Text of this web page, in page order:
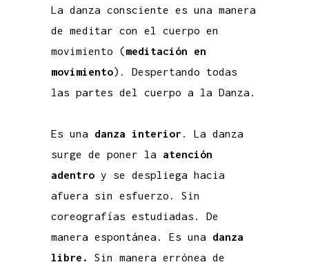
La danza consciente es una manera
de meditar con el cuerpo en
movimiento (meditación en
movimiento). Despertando todas
las partes del cuerpo a la Danza.
Es una danza interior. La danza
surge de poner la atención
adentro y se despliega hacia
afuera sin esfuerzo. Sin
coreografías estudiadas. De
manera espontánea. Es una danza
libre. Sin manera errónea de